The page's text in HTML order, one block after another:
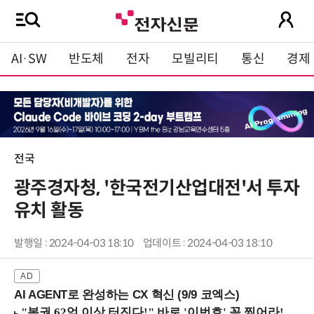
AI·SW 반도체 전자 모빌리티 통신 경제
전국
광주경자청, '한국전기산업대전'서 투자
유치 활동
발행일 : 2024-04-03 18:10 업데이트 : 2024-04-03 18:10
AI AGENT로 완성하는 CX 혁신 (9/9 코엑스)